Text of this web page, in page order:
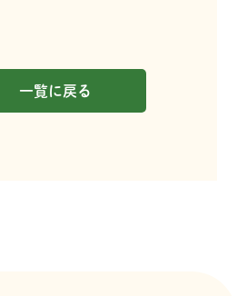
一覧に戻る